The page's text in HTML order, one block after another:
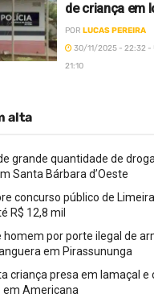
de criança em
POR LUCAS PEREIRA
30/11/2025 - 22:32 -
21:10
alta
grande quantidade de
Santa Bárbara d’Oeste
concurso público de
R$ 12,8 mil
homem por porte ilegal de
em Pirassununga
criança presa em lamaçal e
em Americana